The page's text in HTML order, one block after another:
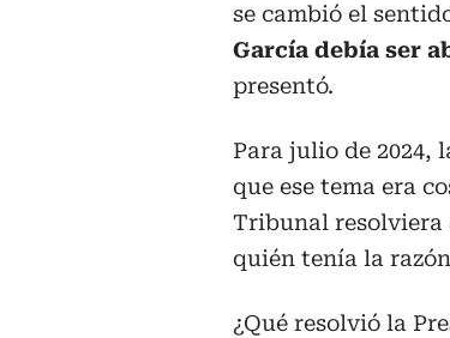
se cambió el
García debía ser
presentó.
Para julio de 2024,
que ese tema era
Tribunal resolviera
quién tenía la
¿Qué resolvió la